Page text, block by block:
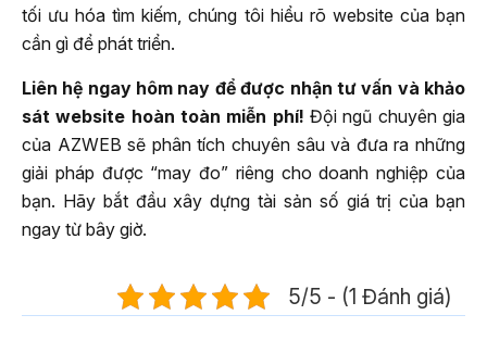
tối ưu hóa tìm kiếm, chúng tôi hiểu rõ website của bạn
cần gì để phát triển.
Liên hệ ngay hôm nay để được nhận tư vấn và khảo
sát website hoàn toàn miễn phí! Đội ngũ chuyên gia
của AZWEB sẽ phân tích chuyên sâu và đưa ra những
giải pháp được “may đo” riêng cho doanh nghiệp của
bạn. Hãy bắt đầu xây dựng tài sản số giá trị của bạn
ngay từ bây giờ.
5/5 - (1 Đánh giá)